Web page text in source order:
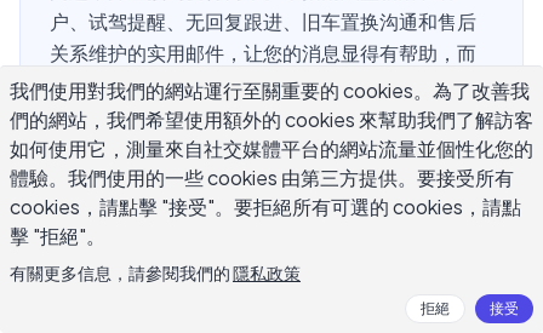
户、试驾提醒、无回复跟进、旧车置换沟通和售后
关系维护的实用邮件，让您的消息显得有帮助，而
不是像自动发送。
是什么让汽车销售电子邮件模板奏效？
最好的汽车销售电子邮件模板是具体的、简洁的和易于操作
的。询问车辆的购买者不想要泛泛的经销商宣传册。他们想
知道这辆车是否可用、下一步是什么，以及您是否会浪费他
我們使用對我們的網站運行至關重要的 cookies。為了改善我
們的網站，我們希望使用額外的 cookies 來幫助我們了解訪客
如何使用它，測量來自社交媒體平台的網站流量並個性化您的
體驗。我們使用的一些 cookies 由第三方提供。要接受所有
cookies，請點擊 "接受"。要拒絕所有可選的 cookies，請點
擊 "拒絕"。
有關更多信息，請參閱我們的隱私政策
拒絕 接受